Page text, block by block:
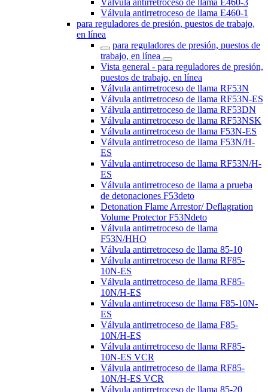
Válvula antirretroceso de llama E460-3
Válvula antirretroceso de llama E460-1
para reguladores de presión, puestos de trabajo,
en línea
para reguladores de presión, puestos de
trabajo, en línea
Vista general - para reguladores de presión,
puestos de trabajo, en línea
Válvula antirretroceso de llama RF53N
Válvula antirretroceso de llama RF53N-ES
Válvula antirretroceso de llama RF53DN
Válvula antirretroceso de llama RF53NSK
Válvula antirretroceso de llama F53N-ES
Válvula antirretroceso de llama F53N/H-
ES
Válvula antirretroceso de llama RF53N/H-
ES
Válvula antirretroceso de llama a prueba
de detonaciones F53deto
Detonation Flame Arrestor/ Deflagration
Volume Protector F53Ndeto
Válvula antirretroceso de llama
F53N/HHO
Válvula antirretroceso de llama 85-10
Válvula antirretroceso de llama RF85-
10N-ES
Válvula antirretroceso de llama RF85-
10N/H-ES
Válvula antirretroceso de llama F85-10N-
ES
Válvula antirretroceso de llama F85-
10N/H-ES
Válvula antirretroceso de llama RF85-
10N-ES VCR
Válvula antirretroceso de llama RF85-
10N/H-ES VCR
Válvula antirretroceso de llama 85-20